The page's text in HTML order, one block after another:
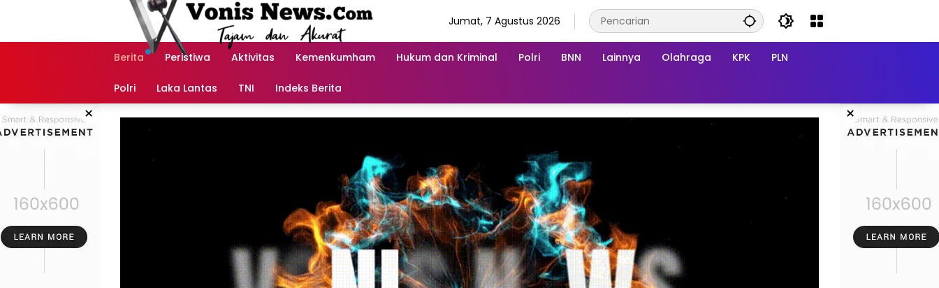
Jumat, 7 Agustus 2026
Berita Peristiwa Aktivitas Kemenkumham Hukum dan Kriminal Polri BNN Lainnya Olahraga KPK PLN
Polri Laka Lantas TNI Indeks Berita
× ×